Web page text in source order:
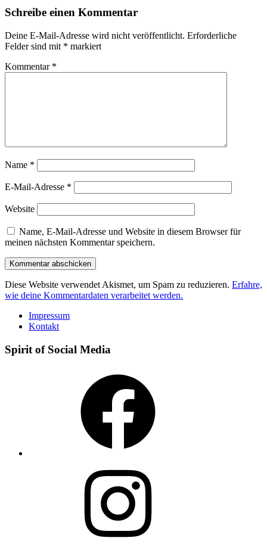
Schreibe einen Kommentar
Deine E-Mail-Adresse wird nicht veröffentlicht. Erforderliche
Felder sind mit * markiert
Kommentar *
Name *
E-Mail-Adresse *
Website
Name, E-Mail-Adresse und Website in diesem Browser für
meinen nächsten Kommentar speichern.
Diese Website verwendet Akismet, um Spam zu reduzieren. Erfahre,
wie deine Kommentardaten verarbeitet werden.
Impressum
Kontakt
Spirit of Social Media